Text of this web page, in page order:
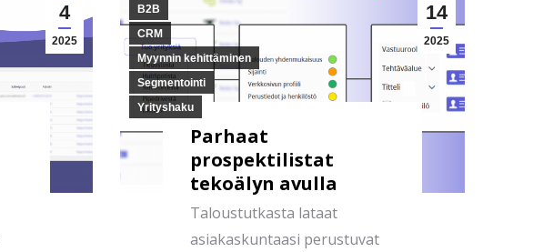
4
2025
14
2025
B2B
CRM
Myynnin kehittäminen
Segmentointi
Yrityshaku
Parhaat
prospektilistat
tekoälyn avulla
Taloustutkasta lataat
asiakaskuntaasi perustuvat